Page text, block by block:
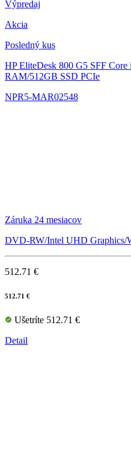
Výpredaj
Akcia
Posledný kus
HP EliteDesk 800 G5 SFF Core
RAM/512GB SSD PCIe
NPR5-MAR02548
Záruka 24 mesiacov
DVD-RW/Intel UHD Graphics/
512.71 €
512.71 €
Ušetríte 512.71 €
Detail